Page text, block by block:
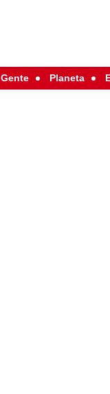
Gente Planeta